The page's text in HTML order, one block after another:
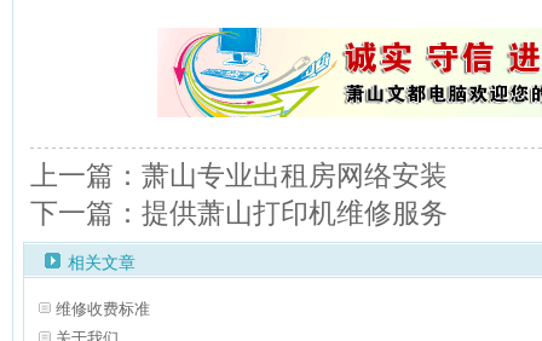
上一篇：萧山专业出租房网络安装
下一篇：提供萧山打印机维修服务
相关文章
维修收费标准